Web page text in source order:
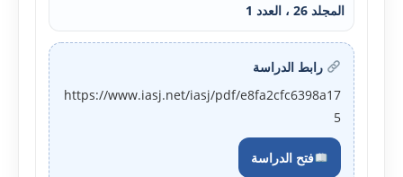
المجلد 26 ، العدد 1
رابط الدراسة
https://www.iasj.net/iasj/pdf/e8fa2cfc6398a17
5
فتح الدراسة